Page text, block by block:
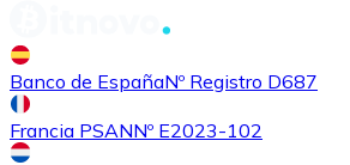
Banco de EspañaNº Registro D687
Francia PSANNº E2023-102